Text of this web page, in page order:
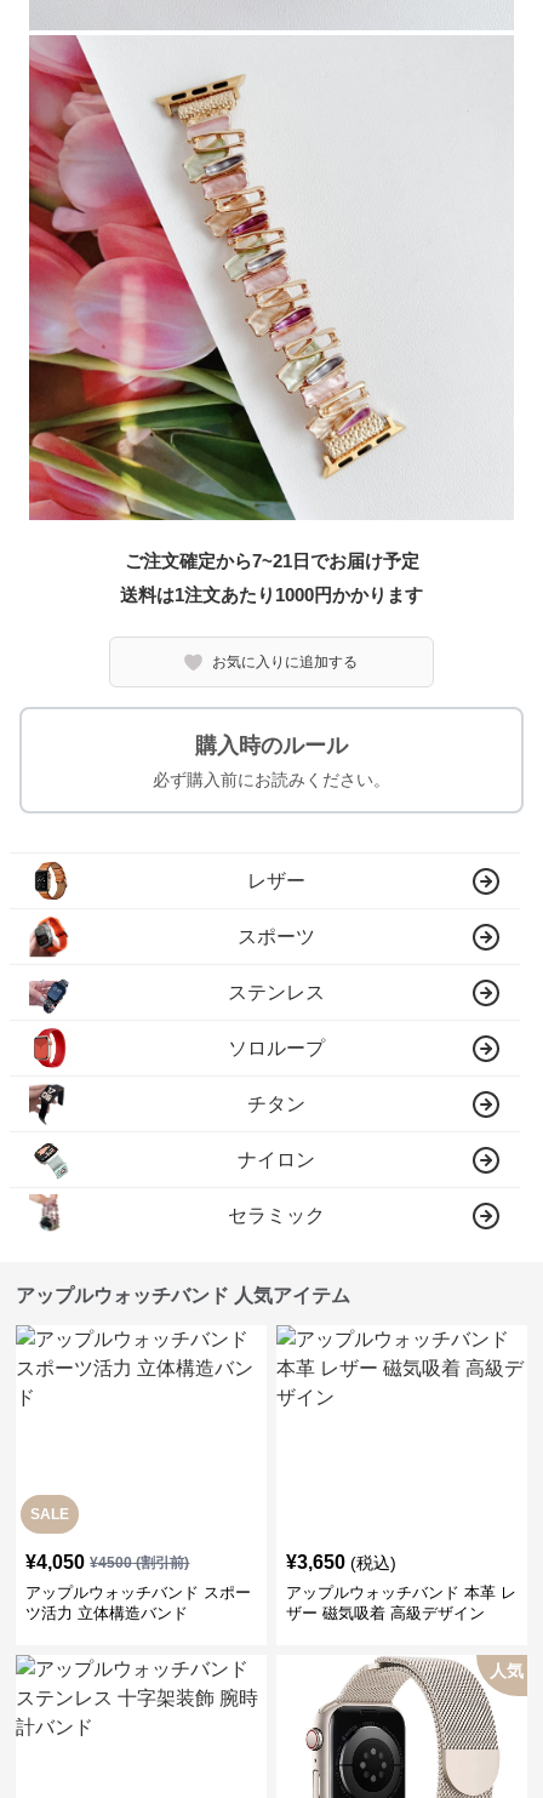
ご注文確定から7~21日でお届け予定
送料は1注文あたり 1000円かかります
お気に入りに追加する
購入時のルール
必ず購入前にお読みください。
レザー
スポーツ
ステンレス
ソロループ
チタン
ナイロン
セラミック
アップルウォッチバンド 人気アイテム
SALE
¥4,050 ¥4500(割引前)
アップルウォッチバンド スポー
ツ活力 立体構造バンド
¥3,650 (税込)
アップルウォッチバンド 本革 レ
ザー 磁気吸着 高級デザイン
人気